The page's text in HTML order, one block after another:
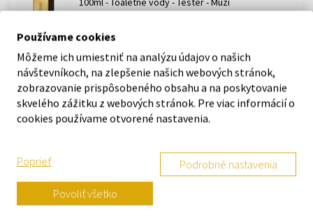
Skladom
57,81 €
Paco Rabanne 1 Million Toaletná voda
Toaletné vody - Muži
od 9,95 € do 91,02 €
Používame cookies
Môžeme ich umiestniť na analýzu údajov o našich
návštevníkoch, na zlepšenie našich webových stránok,
zobrazovanie prispôsobeného obsahu a na poskytovanie
skvelého zážitku z webových stránok. Pre viac informácií o
cookies používame otvorené nastavenia.
Poprieť Podrobné nastavenia
Povoliť všetko